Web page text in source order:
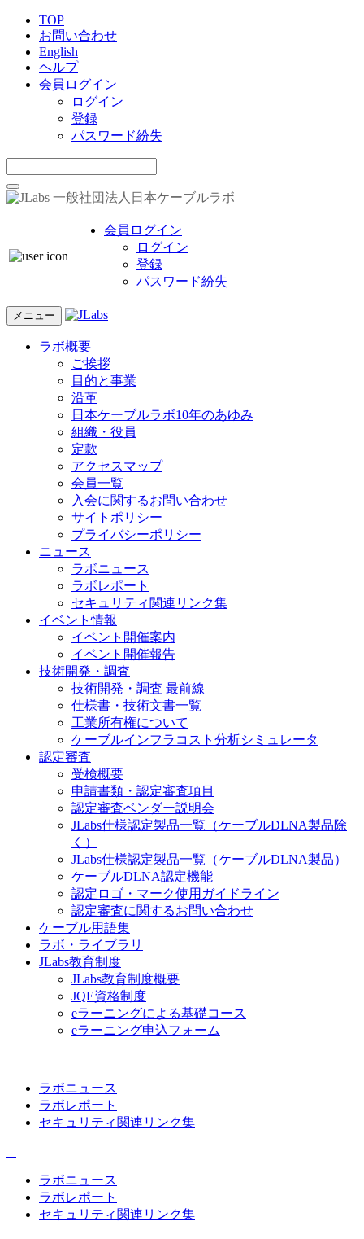
TOP
お問い合わせ
English
ヘルプ
会員ログイン
ログイン
登録
パスワード紛失
一般社団法人日本ケーブルラボ
会員ログイン
ログイン
登録
パスワード紛失
メニュー
ラボ概要
ご挨拶
目的と事業
沿革
日本ケーブルラボ10年のあゆみ
組織・役員
定款
アクセスマップ
会員一覧
入会に関するお問い合わせ
サイトポリシー
プライバシーポリシー
ニュース
ラボニュース
ラボレポート
セキュリティ関連リンク集
イベント情報
イベント開催案内
イベント開催報告
技術開発・調査
技術開発・調査 最前線
仕様書・技術文書一覧
工業所有権について
ケーブルインフラコスト分析シミュレータ
認定審査
受検概要
申請書類・認定審査項目
認定審査ベンダー説明会
JLabs仕様認定製品一覧（ケーブルDLNA製品除
く）
JLabs仕様認定製品一覧（ケーブルDLNA製品）
ケーブルDLNA認定機能
認定ロゴ・マーク使用ガイドライン
認定審査に関するお問い合わせ
ケーブル用語集
ラボ・ライブラリ
JLabs教育制度
JLabs教育制度概要
JQE資格制度
eラーニングによる基礎コース
eラーニング申込フォーム
ラボニュース
ラボレポート
セキュリティ関連リンク集
ラボニュース
ラボレポート
セキュリティ関連リンク集